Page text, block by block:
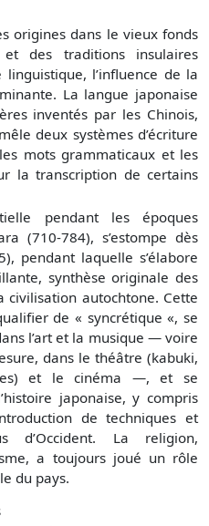
origines dans le vieux fonds
des traditions insulaires
l’influence de la
La langue japonaise
inventés par les Chinois,
deux systèmes d’écriture
mots grammaticaux et les
la transcription de certains
pendant les époques
(710-784), s’estompe dès
pendant laquelle s’élabore
synthèse originale des
autochtone. Cette
de « syncrétique «, se
l’art et la musique — voire
dans le théâtre (kabuki,
et le cinéma —, et se
japonaise, y compris
de techniques et
d’Occident. La religion,
a toujours joué un rôle
du pays.